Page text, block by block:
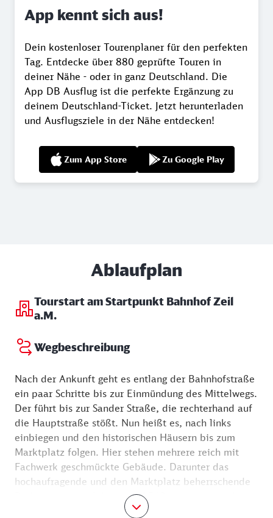
App kennt sich aus!
Dein kostenloser Tourenplaner für den perfekten
Tag. Entdecke über 880 geprüfte Touren in
deiner Nähe - oder in ganz Deutschland. Die
App DB Ausflug ist die perfekte Ergänzung zu
deinem Deutschland-Ticket. Jetzt herunterladen
und Ausflugsziele in der Nähe entdecken!
Zum App Store Zu Google Play
Ablaufplan
Tourstart am Startpunkt Bahnhof Zeil
a.M.
Wegbeschreibung
Nach der Ankunft geht es entlang der Bahnhofstraße
ein paar Schritte bis zur Einmündung des Mittelwegs.
Der führt bis zur Sander Straße, die rechterhand auf
die Hauptstraße stößt. Nun heißt es, nach links
einbiegen und den historischen Häusern bis zum
Marktplatz folgen. Hier stehen mehrere reich mit
Fachwerk geschmückte Gebäude. Darunter das
hochaufragende und den Marktplatz beherrschende
Rathaus aus den Jahren um 1540. entstand in der
heutigen Form um 1540. An der untersten